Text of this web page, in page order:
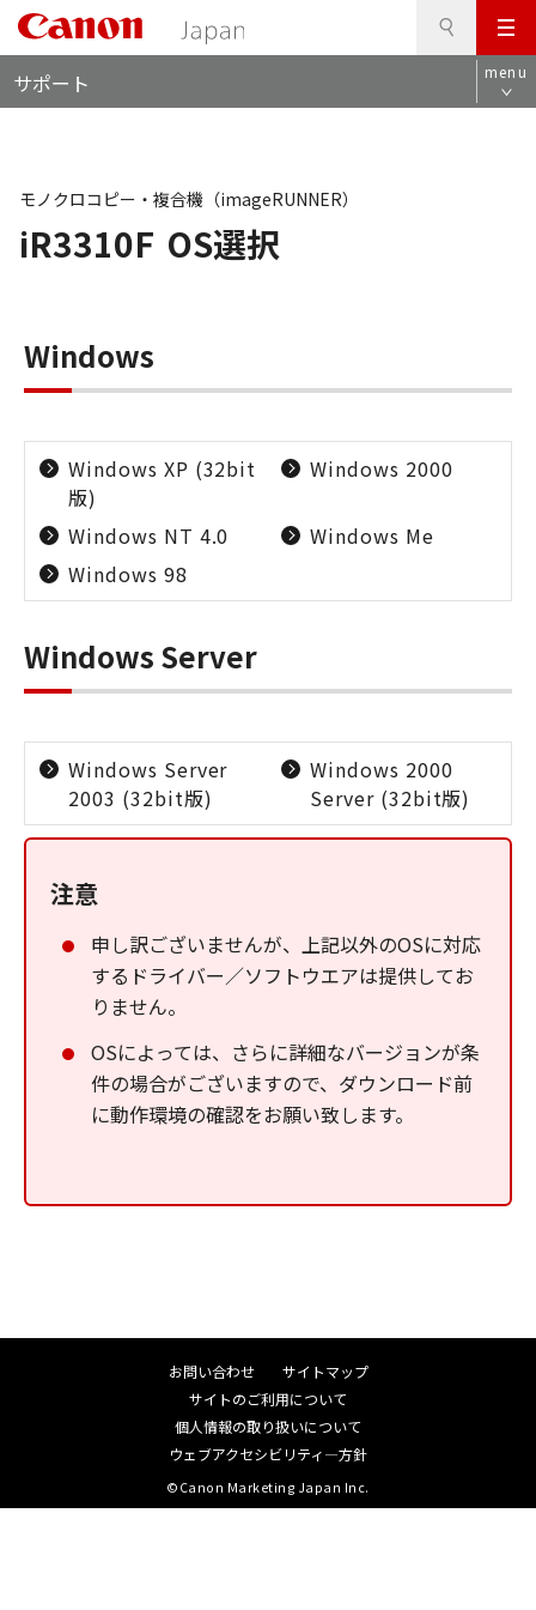
メ
ニ
ュ
サポート menu
iR3310F OS選択
モノクロコピー・複合機（imageRUNNER）
Windows
Windows XP (32bit
版)
Windows 2000
Windows NT 4.0
Windows Me
Windows 98
Windows Server
Windows Server
2003 (32bit版)
Windows 2000
Server (32bit版)
注意
申し訳ございませんが、上記以外のOSに対応
するドライバー／ソフトウエアは提供してお
りません。
OSによっては、さらに詳細なバージョンが条
件の場合がございますので、ダウンロード前
に動作環境の確認をお願い致します。
お問い合わせ
サイトマップ
サイトのご利用について
個人情報の取り扱いについて
ウェブアクセシビリティ―方針
©Canon Marketing Japan Inc.